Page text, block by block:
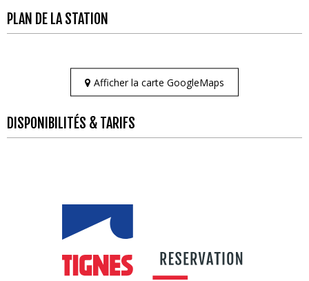
PLAN DE LA STATION
Afficher la carte GoogleMaps
DISPONIBILITÉS & TARIFS